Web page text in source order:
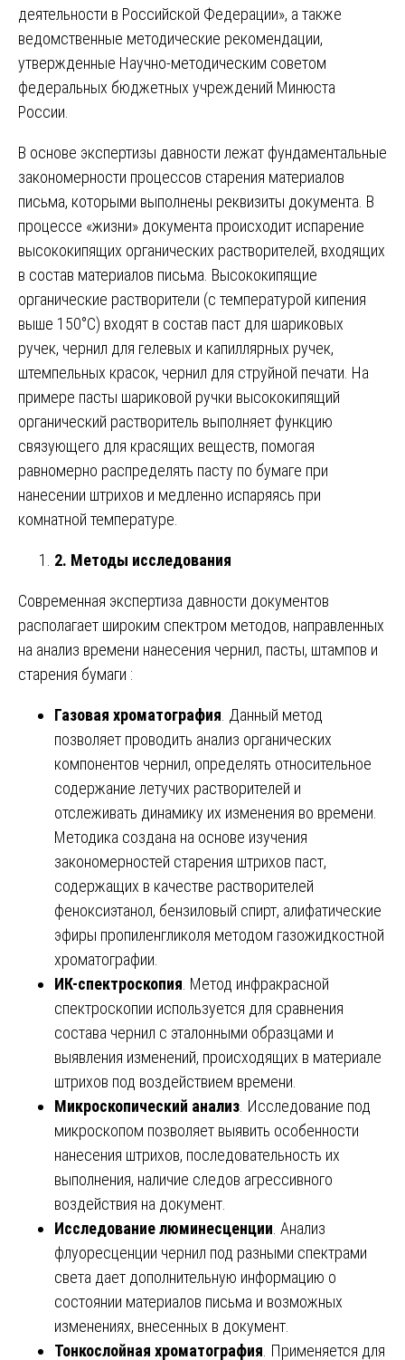
деятельности в Российской Федерации», а также
ведомственные методические рекомендации,
утвержденные Научно-методическим советом
федеральных бюджетных учреждений Минюста
России.
В основе экспертизы давности лежат фундаментальные
закономерности процессов старения материалов
письма, которыми выполнены реквизиты документа. В
процессе «жизни» документа происходит испарение
высококипящих органических растворителей, входящих
в состав материалов письма. Высококипящие
органические растворители (с температурой кипения
выше 150°С) входят в состав паст для шариковых
ручек, чернил для гелевых и капиллярных ручек,
штемпельных красок, чернил для струйной печати. На
примере пасты шариковой ручки высококипящий
органический растворитель выполняет функцию
связующего для красящих веществ, помогая
равномерно распределять пасту по бумаге при
нанесении штрихов и медленно испаряясь при
комнатной температуре.
2. Методы исследования
Современная экспертиза давности документов
располагает широким спектром методов, направленных
на анализ времени нанесения чернил, пасты, штампов и
старения бумаги :
Газовая хроматография . Данный метод
позволяет проводить анализ органических
компонентов чернил, определять относительное
содержание летучих растворителей и
отслеживать динамику их изменения во времени.
Методика создана на основе изучения
закономерностей старения штрихов паст,
содержащих в качестве растворителей
феноксиэтанол, бензиловый спирт, алифатические
эфиры пропиленгликоля методом газожидкостной
хроматографии.
ИК-спектроскопия . Метод инфракрасной
спектроскопии используется для сравнения
состава чернил с эталонными образцами и
выявления изменений, происходящих в материале
штрихов под воздействием времени.
Микроскопический анализ . Исследование под
микроскопом позволяет выявить особенности
нанесения штрихов, последовательность их
выполнения, наличие следов агрессивного
воздействия на документ.
Исследование люминесценции . Анализ
флуоресценции чернил под разными спектрами
света дает дополнительную информацию о
состоянии материалов письма и возможных
изменениях, внесенных в документ.
Тонкослойная хроматография . Применяется для